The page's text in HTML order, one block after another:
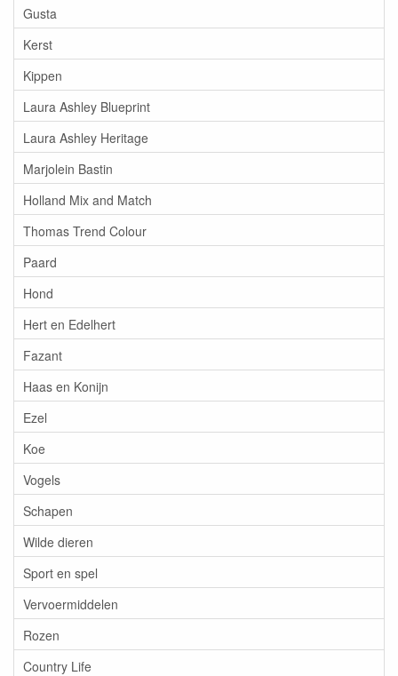
Gusta
Kerst
Kippen
Laura Ashley Blueprint
Laura Ashley Heritage
Marjolein Bastin
Holland Mix and Match
Thomas Trend Colour
Paard
Hond
Hert en Edelhert
Fazant
Haas en Konijn
Ezel
Koe
Vogels
Schapen
Wilde dieren
Sport en spel
Vervoermiddelen
Rozen
Country Life